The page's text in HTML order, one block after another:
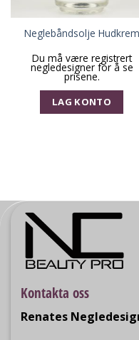
Neglebåndsolje Hudkrem
Du må være registrert
negledesigner for å se
prisene.
LAG KONTO
Kontakta oss
Renates